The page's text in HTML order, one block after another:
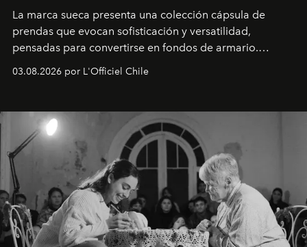
La marca sueca presenta una colección cápsula de
prendas que evocan sofisticación y versatilidad,
pensadas para convertirse en fondos de armario.
Disponible en Chile desde el 6 de agosto.
03.08.2026 por L'Officiel Chile